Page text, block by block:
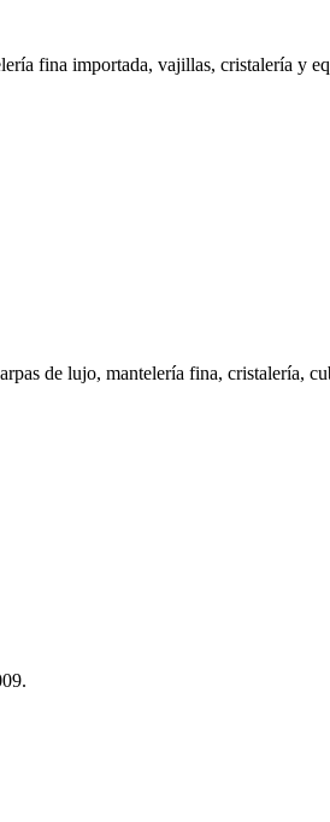
fina importada, vajillas, cristalería y
de lujo, mantelería fina, cristalería,